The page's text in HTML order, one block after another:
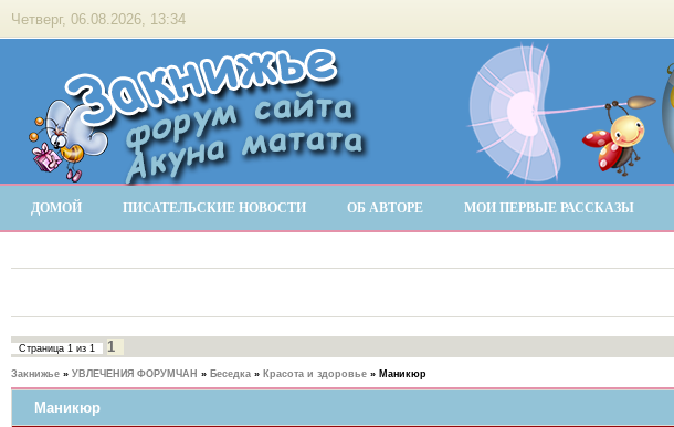
Четверг, 06.08.2026, 13:34
ДОМОЙ ПИСАТЕЛЬСКИЕ НОВОСТИ ОБ АВТОРЕ МОИ ПЕРВЫЕ РАССКАЗЫ
Страница 1 из 1 1
Закнижье » УВЛЕЧЕНИЯ ФОРУМЧАН » Беседка » Красота и здоровье » Маникюр
Маникюр